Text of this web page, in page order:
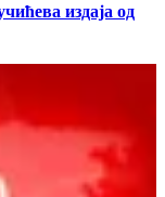
издаја од